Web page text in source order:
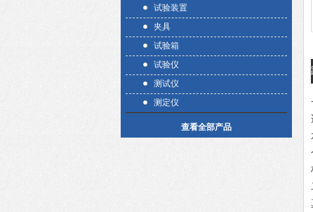
试验装置
夹具
试验箱
试验仪
测试仪
测定仪
查看全部产品